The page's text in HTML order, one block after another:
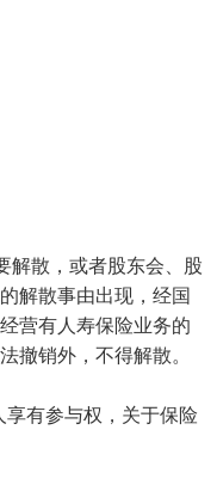
散，或者股东会、股
解散事由出现，经国
营有人寿保险业务的
撤销外，不得解散。
有参与权，关于保险